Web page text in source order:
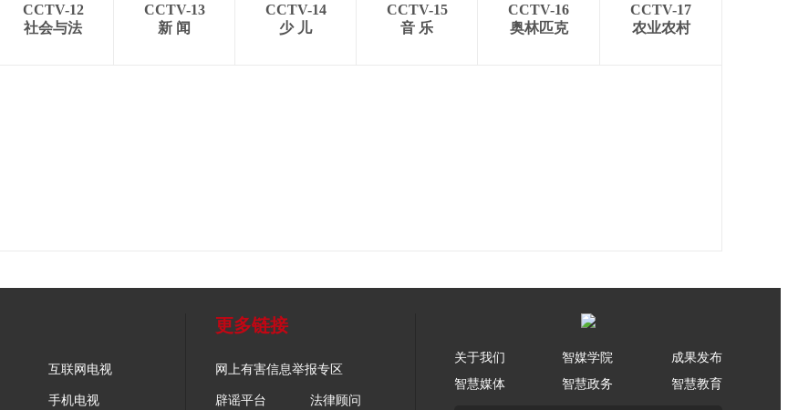
CCTV-12
社会与法
CCTV-13
新 闻
CCTV-14
少 儿
CCTV-15
音 乐
CCTV-16
奥林匹克
CCTV-17
农业农村
互联网电视
手机电视
更多链接
网上有害信息举报专区
辟谣平台 法律顾问
关于我们 智媒学院
成果发布
智慧媒体
智慧政务 智慧教育